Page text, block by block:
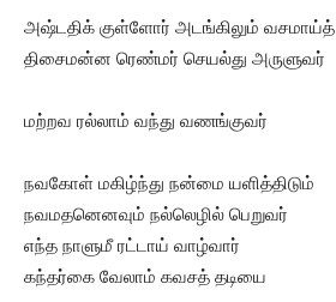
அஷ்டதிக் குள்ளோர் அடங்கிலும் வசமாய்த்
திசைமன்ன ரெண்மர் செயல்து அருளுவர்
மற்றவ ரல்லாம் வந்து வணங்குவர்
நவகோள் மகிழ்ந்து நன்மை யளித்திடும்
நவமதனெனவும் நல்லெழில் பெறுவர்
எந்த நாளுமீ ரட்டாய் வாழ்வார்
கந்தர்கை வேலாம் கவசத் தடியை